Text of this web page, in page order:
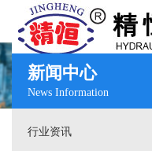
新闻中心
News Information
行业资讯